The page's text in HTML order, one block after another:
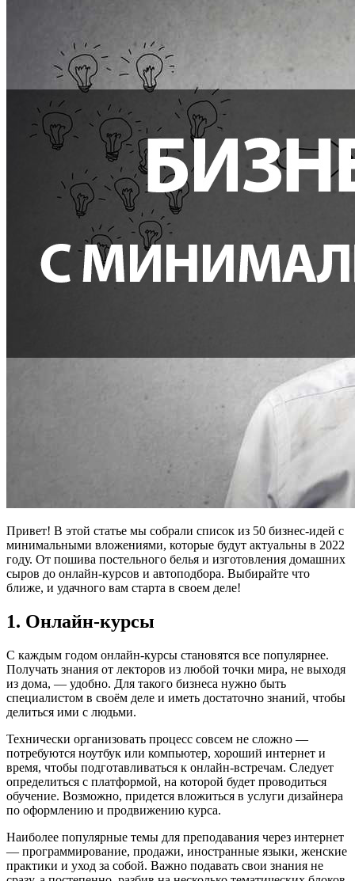
Привет! В этой статье мы собрали список из 50 бизнес-идей с
минимальными вложениями, которые будут актуальны в 2022
году. От пошива постельного белья и изготовления домашних
сыров до онлайн-курсов и автоподбора. Выбирайте что
ближе, и удачного вам старта в своем деле!
1. Онлайн-курсы
С каждым годом онлайн-курсы становятся все популярнее.
Получать знания от лекторов из любой точки мира, не выходя
из дома, — удобно. Для такого бизнеса нужно быть
специалистом в своём деле и иметь достаточно знаний, чтобы
делиться ими с людьми.
Технически организовать процесс совсем не сложно —
потребуются ноутбук или компьютер, хороший интернет и
время, чтобы подготавливаться к онлайн-встречам. Следует
определиться с платформой, на которой будет проводиться
обучение. Возможно, придется вложиться в услуги дизайнера
по оформлению и продвижению курса.
Наиболее популярные темы для преподавания через интернет
— программирование, продажи, иностранные языки, женские
практики и уход за собой. Важно подавать свои знания не